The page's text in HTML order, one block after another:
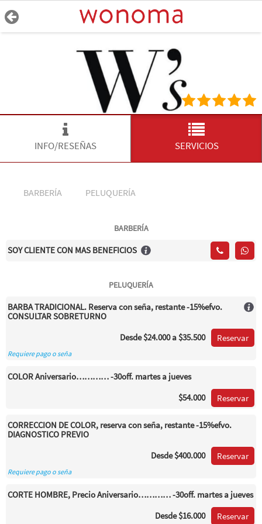
INFO/RESEÑAS SERVICIOS
BARBERÍA PELUQUERÍA
BARBERÍA
SOY CLIENTE CON MAS BENEFICIOS
PELUQUERÍA
BARBA TRADICIONAL. Reserva con seña, restante -15%efvo.
CONSULTAR SOBRETURNO
Desde$24.000a $35.500 Reservar
Requiere pago o seña
COLOR Aniversario………… -30off. martes a jueves
$54.000
Reservar
CORRECCION DE COLOR, reserva con seña, restante -15%efvo.
DIAGNOSTICO PREVIO
Desde$400.000 Reservar
Requiere pago o seña
CORTE HOMBRE, Precio Aniversario………… -30off. martes a jueves
Desde$16.000 Reservar